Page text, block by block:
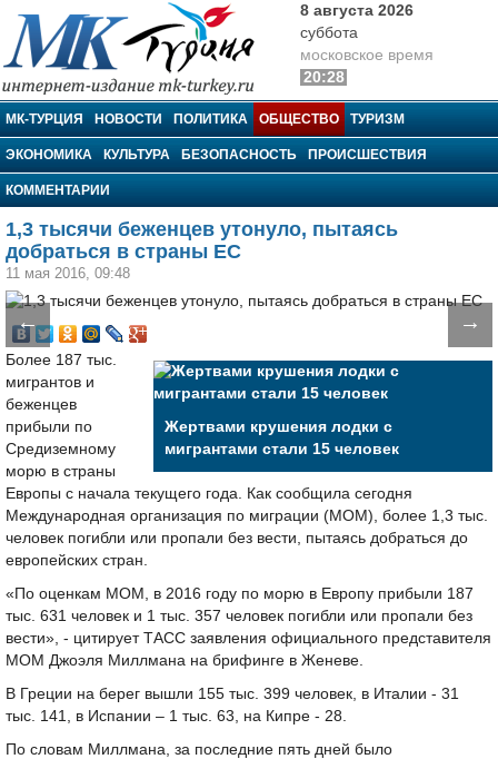
МК-Турция
8 августа 2026
суббота
московское время
20:28
МК-ТУРЦИЯ НОВОСТИ ПОЛИТИКА ОБЩЕСТВО ТУРИЗМ
ЭКОНОМИКА КУЛЬТУРА БЕЗОПАСНОСТЬ ПРОИСШЕСТВИЯ
КОММЕНТАРИИ
1,3 тысячи беженцев утонуло, пытаясь
добраться в страны ЕС
11 мая 2016, 09:48
← →
Жертвами крушения лодки с
мигрантами стали 15 человек
Более 187 тыс.
мигрантов и
беженцев
прибыли по
Средиземному
морю в страны
Европы с начала текущего года. Как сообщила сегодня
Международная организация по миграции (МОМ), более 1,3 тыс.
человек погибли или пропали без вести, пытаясь добраться до
европейских стран.
«По оценкам МОМ, в 2016 году по морю в Европу прибыли 187
тыс. 631 человек и 1 тыс. 357 человек погибли или пропали без
вести», - цитирует ТАСС заявления официального представителя
МОМ Джоэля Миллмана на брифинге в Женеве.
В Греции на берег вышли 155 тыс. 399 человек, в Италии - 31
тыс. 141, в Испании – 1 тыс. 63, на Кипре - 28.
По словам Миллмана, за последние пять дней было